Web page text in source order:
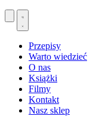
Przepisy
Warto wiedzieć
O nas
Książki
Filmy
Kontakt
Nasz sklep